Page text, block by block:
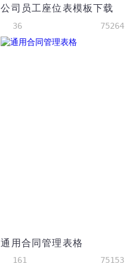
公司员工座位表模板下载
36 75264
通用合同管理表格
161 75153